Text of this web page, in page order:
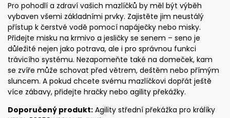
Pro pohodlí a zdraví vašich mazlíčků by měl být výběh
vybaven všemi základními prvky. Zajistěte jim neustálý
přístup k čerstvé vodě pomocí napáječky nebo misky.
Přidejte misku na krmivo a jesličky se senem – seno je
důležité nejen jako potrava, ale i pro správnou funkci
trávicího systému. Nezapomeňte také na domeček, kam
se zvíře může schovat před větrem, deštěm nebo přímým
sluncem. A pokud chcete svému mazlíčkovi dopřát ještě
více zábavy, přidejte hračky nebo agility překážky.
Doporučený produkt: Agility střední překážka pro králíky